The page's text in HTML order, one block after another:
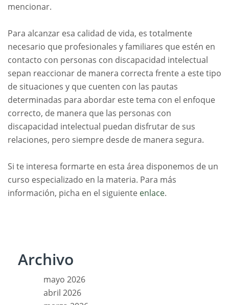
mencionar.
Para alcanzar esa calidad de vida, es totalmente
necesario que profesionales y familiares que estén en
contacto con personas con discapacidad intelectual
sepan reaccionar de manera correcta frente a este tipo
de situaciones y que cuenten con las pautas
determinadas para abordar este tema con el enfoque
correcto, de manera que las personas con
discapacidad intelectual puedan disfrutar de sus
relaciones, pero siempre desde de manera segura.
Si te interesa formarte en esta área disponemos de un
curso especializado en la materia. Para más
información, picha en el siguiente enlace.
Archivo
mayo 2026
abril 2026